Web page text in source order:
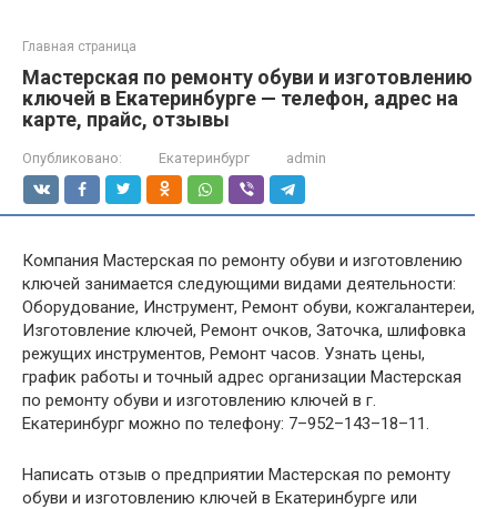
Главная страница
Мастерская по ремонту обуви и изготовлению
ключей в Екатеринбурге — телефон, адрес на
карте, прайс, отзывы
Опубликовано: Екатеринбург admin
Компания Мастерская по ремонту обуви и изготовлению
ключей занимается следующими видами деятельности:
Оборудование, Инструмент, Ремонт обуви, кожгалантереи,
Изготовление ключей, Ремонт очков, Заточка, шлифовка
режущих инструментов, Ремонт часов. Узнать цены,
график работы и точный адрес организации Мастерская
по ремонту обуви и изготовлению ключей в г.
Екатеринбург можно по телефону: 7–952–143–18–11.
Написать отзыв о предприятии Мастерская по ремонту
обуви и изготовлению ключей в Екатеринбурге или